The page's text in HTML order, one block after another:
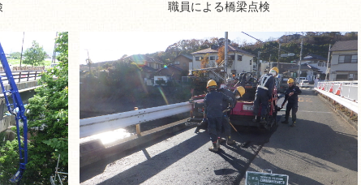
職員による橋梁点検